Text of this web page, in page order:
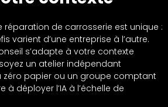
réparation de carrosserie est unique :
varient d’une entreprise à l’autre.
s’adapte à votre contexte
un atelier indépendant
zéro papier ou un groupe comptant
à déployer l’IA à l’échelle de